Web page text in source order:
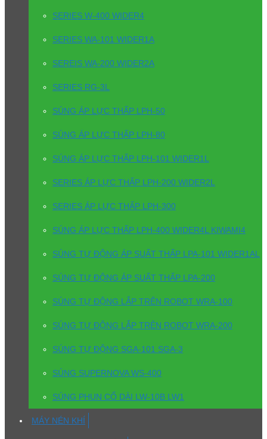
SERIES W-400 WIDER4
SERIES WA-101 WIDER1A
SEREIS WA-200 WIDER2A
SERIES RG-3L
SÚNG ÁP LỰC THẤP LPH-50
SÚNG ÁP LỰC THẤP LPH-80
SÚNG ÁP LỰC THẤP LPH-101 WIDER1L
SERIES ÁP LỰC THẤP LPH-200 WIDER2L
SERIES ÁP LỰC THẤP LPH-300
SÚNG ÁP LỰC THẤP LPH-400 WIDER4L KIWAMI4
SÚNG TỰ ĐỘNG ÁP SUẤT THẤP LPA-101 WIDER1AL
SÚNG TỰ ĐỘNG ÁP SUẤT THẤP LPA-200
SÚNG TỰ ĐỘNG LẮP TRÊN ROBOT WRA-100
SÚNG TỰ ĐỘNG LẮP TRÊN ROBOT WRA-200
SÚNG TỰ ĐỘNG SGA-101 SGA-3
SÚNG SUPERNOVA WS-400
SÚNG PHUN CỔ DÀI LW-10B LW1
MÁY NÉN KHÍ